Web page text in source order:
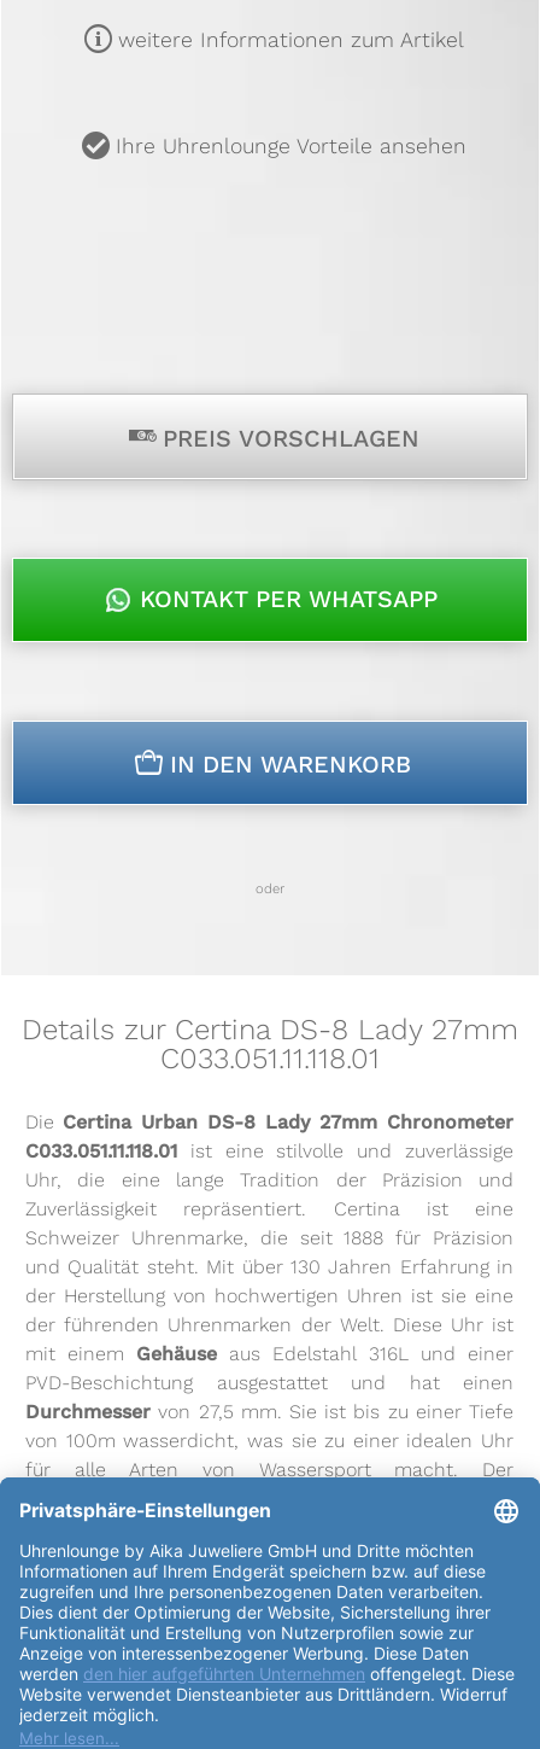
m weitere Informationen zum Artikel
u Ihre Uhrenlounge Vorteile ansehen
p PREIS VORSCHLAGEN
KONTAKT PER WHATSAPP
n IN DEN WARENKORB
oder
Details zur Certina DS-8 Lady 27mm
C033.051.11.118.01
Die Certina Urban DS-8 Lady 27mm Chronometer
C033.051.11.118.01 ist eine stilvolle und zuverlässige
Uhr, die eine lange Tradition der Präzision und
Zuverlässigkeit repräsentiert. Certina ist eine
Schweizer Uhrenmarke, die seit 1888 für Präzision
und Qualität steht. Mit über 130 Jahren Erfahrung in
der Herstellung von hochwertigen Uhren ist sie eine
der führenden Uhrenmarken der Welt. Diese Uhr ist
mit einem Gehäuse aus Edelstahl 316L und einer
PVD-Beschichtung ausgestattet und hat einen
Durchmesser von 27,5 mm. Sie ist bis zu einer Tiefe
von 100m wasserdicht, was sie zu einer idealen Uhr
für alle Arten von Wassersport macht. Der
Gehäuse boden ist massiv und das
besteht
aus Saphirglas. Der
Aufzug
Kaliber
ist End of Life, Ouarz, Precidrive. DasZifferblatt
dieser Uhr ist in Perlmutt/Weiß gehalten und verfügt
über einen rosegold-farbenen Index und Punkte. Das
Armbandbesteht aus Edelstahl und ist in Silber
gehalten. Die Schließeist eine Doppelfaltschließe mit
zwei Drückern. DieCertina Urban DS-8 Lady 27mm
Chronometer C033.051.11.118.01